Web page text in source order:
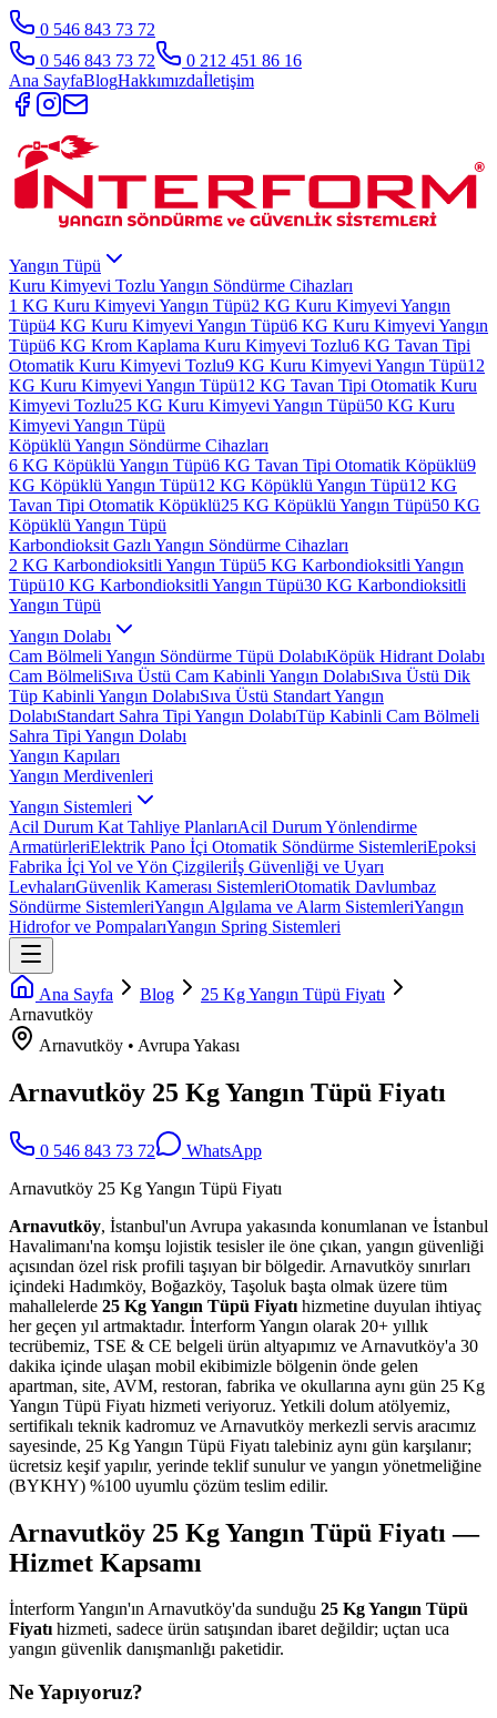
0 546 843 73 72
0 546 843 73 72
0 212 451 86 16
Ana SayfaBlogHakkımızdaİletişim
Yangın Tüpü
Kuru Kimyevi Tozlu Yangın Söndürme Cihazları
1 KG Kuru Kimyevi Yangın Tüpü2 KG Kuru Kimyevi Yangın
Tüpü4 KG Kuru Kimyevi Yangın Tüpü6 KG Kuru Kimyevi Yangın
Tüpü6 KG Krom Kaplama Kuru Kimyevi Tozlu6 KG Tavan Tipi
Otomatik Kuru Kimyevi Tozlu9 KG Kuru Kimyevi Yangın Tüpü12
KG Kuru Kimyevi Yangın Tüpü12 KG Tavan Tipi Otomatik Kuru
Kimyevi Tozlu25 KG Kuru Kimyevi Yangın Tüpü50 KG Kuru
Kimyevi Yangın Tüpü
Köpüklü Yangın Söndürme Cihazları
6 KG Köpüklü Yangın Tüpü6 KG Tavan Tipi Otomatik Köpüklü9
KG Köpüklü Yangın Tüpü12 KG Köpüklü Yangın Tüpü12 KG
Tavan Tipi Otomatik Köpüklü25 KG Köpüklü Yangın Tüpü50 KG
Köpüklü Yangın Tüpü
Karbondioksit Gazlı Yangın Söndürme Cihazları
2 KG Karbondioksitli Yangın Tüpü5 KG Karbondioksitli Yangın
Tüpü10 KG Karbondioksitli Yangın Tüpü30 KG Karbondioksitli
Yangın Tüpü
Yangın Dolabı
Cam Bölmeli Yangın Söndürme Tüpü DolabıKöpük Hidrant Dolabı
Cam BölmeliSıva Üstü Cam Kabinli Yangın DolabıSıva Üstü Dik
Tüp Kabinli Yangın DolabıSıva Üstü Standart Yangın
DolabıStandart Sahra Tipi Yangın DolabıTüp Kabinli Cam Bölmeli
Sahra Tipi Yangın Dolabı
Yangın Kapıları
Yangın Merdivenleri
Yangın Sistemleri
Acil Durum Kat Tahliye PlanlarıAcil Durum Yönlendirme
ArmatürleriElektrik Pano İçi Otomatik Söndürme SistemleriEpoksi
Fabrika İçi Yol ve Yön Çizgileriİş Güvenliği ve Uyarı
LevhalarıGüvenlik Kamerası SistemleriOtomatik Davlumbaz
Söndürme SistemleriYangın Algılama ve Alarm SistemleriYangın
Hidrofor ve PompalarıYangın Spring Sistemleri
Ana Sayfa Blog
25 Kg Yangın Tüpü Fiyatı
Arnavutköy
Arnavutköy • Avrupa Yakası
Arnavutköy 25 Kg Yangın Tüpü Fiyatı
0 546 843 73 72
WhatsApp
Arnavutköy 25 Kg Yangın Tüpü Fiyatı
Arnavutköy, İstanbul'un Avrupa yakasında konumlanan ve İstanbul
Havalimanı'na komşu lojistik tesisler ile öne çıkan, yangın güvenliği
açısından özel risk profili taşıyan bir bölgedir. Arnavutköy sınırları
içindeki Hadımköy, Boğazköy, Taşoluk başta olmak üzere tüm
mahallelerde 25 Kg Yangın Tüpü Fiyatı hizmetine duyulan ihtiyaç
her geçen yıl artmaktadır. İnterform Yangın olarak 20+ yıllık
tecrübemiz, TSE & CE belgeli ürün altyapımız ve Arnavutköy'a 30
dakika içinde ulaşan mobil ekibimizle bölgenin önde gelen
apartman, site, AVM, restoran, fabrika ve okullarına aynı gün 25 Kg
Yangın Tüpü Fiyatı hizmeti veriyoruz. Yetkili dolum atölyemiz,
sertifikalı teknik kadromuz ve Arnavutköy merkezli servis aracımız
sayesinde, 25 Kg Yangın Tüpü Fiyatı talebiniz aynı gün karşılanır;
ücretsiz keşif yapılır, yerinde teklif sunulur ve yangın yönetmeliğine
(BYKHY) %100 uyumlu çözüm teslim edilir.
Arnavutköy 25 Kg Yangın Tüpü Fiyatı —
Hizmet Kapsamı
İnterform Yangın'ın Arnavutköy'da sunduğu 25 Kg Yangın Tüpü
Fiyatıhizmeti, sadece ürün satışından ibaret değildir; uçtan uca
yangın güvenlik danışmanlığı paketidir.
Ne Yapıyoruz?